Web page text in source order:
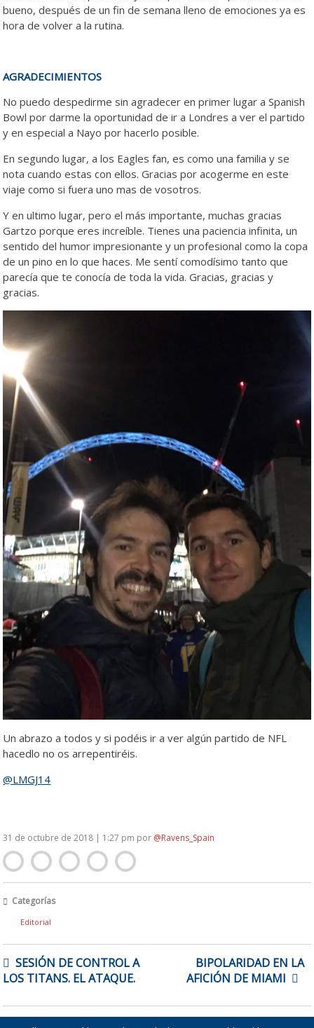
bueno, después de un fin de semana lleno de emociones ya es
hora de volver a la rutina.
AGRADECIMIENTOS
No puedo despedirme sin agradecer en primer lugar a Spanish
Bowl por darme la oportunidad de ir a Londres a ver el partido
y en especial a Nayo por hacerlo posible.
En segundo lugar, a los Eagles fan, es como una familia y se
nota cuando estas con ellos. Gracias por acogerme en este
viaje como si fuera uno mas de vosotros.
Y en ultimo lugar, pero el más importante, muchas gracias
Gartzo porque eres increíble. Tienes una paciencia infinita, un
sentido del humor impresionante y un profesional como la copa
de un pino en lo que haces. Me sentí comodísimo tanto que
parecía que te conocía de toda la vida. Gracias, gracias y
gracias.
Un abrazo a todos y si podéis ir a ver algún partido de NFL
hacedlo no os arrepentiréis.
@LMGJ14
31 de octubre de 2018 | 1:27 pm por @Ravens_Spain
Categorías
Editorial
NAVEGACIÓN
DE
ENTRADAS
SESIÓN DE CONTROL A
LOS TITANS. EL ATAQUE.
BIPOLARIDAD EN LA
AFICIÓN DE MIAMI